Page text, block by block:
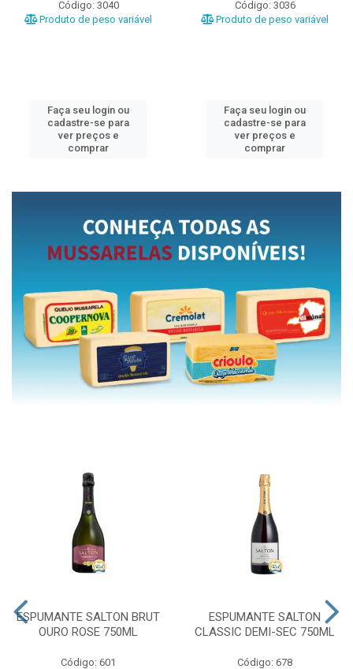
Código: 3040
Produto de peso variável
Faça seu login ou
cadastre-se para
ver preços e
comprar
Código: 3036
Produto de peso variável
Faça seu login ou
cadastre-se para
ver preços e
comprar
ESPUMANTE SALTON BRUT
OURO ROSE 750ML
Código: 601
ESPUMANTE SALTON
CLASSIC DEMI-SEC 750ML
Código: 678